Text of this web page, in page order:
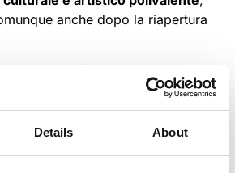
Details About
anche dopo la riapertura
anche la funzione di cinema,
Giovanni Parlavecchia, Luigi